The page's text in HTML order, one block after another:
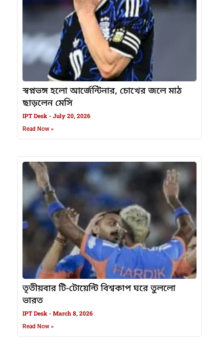
স্বপ্নভঙ্গ হলো আর্জেন্টিনার, চোখের জলে মাঠ
ছাড়লেন মেসি
IPT Desk July 20, 2026
Read Now »
তৃতীয়বার টি-টোয়েন্টি বিশ্বকাপ ঘরে তুললো
ভারত
IPT Desk March 8, 2026
Read Now »